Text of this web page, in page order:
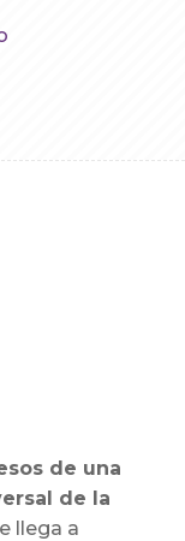
de una
de la
llega a